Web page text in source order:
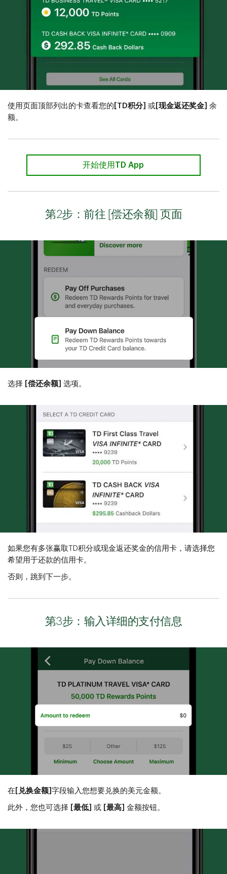
使用页面顶部列出的卡查看您的 [TD积分] 或 [现金返还奖金] 余
额。
开始使用TD App
第2步：前往 [偿还余额] 页面
选择 [偿还余额] 选项。
如果您有多张赢取TD积分或现金返还奖金的信用卡，请选择您
希望用于还款的信用卡。
否则，跳到下一步。
第3步：输入详细的支付信息
在 [兑换金额] 字段输入您想要兑换的美元金额。
此外，您也可选择 [最低] 或 [最高] 金额按钮。